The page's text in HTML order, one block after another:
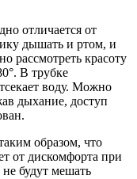
отличается от
дышать и ртом, и
рассмотреть красоту
В трубке
воду. Можно
дыхание, доступ
образом, что
от дискомфорта при
будут мешать